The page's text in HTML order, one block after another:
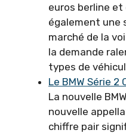
euros berline
également une
marché de la
la demande
types de
Le BMW Série 2
La nouvelle
nouvelle
chiffre pair